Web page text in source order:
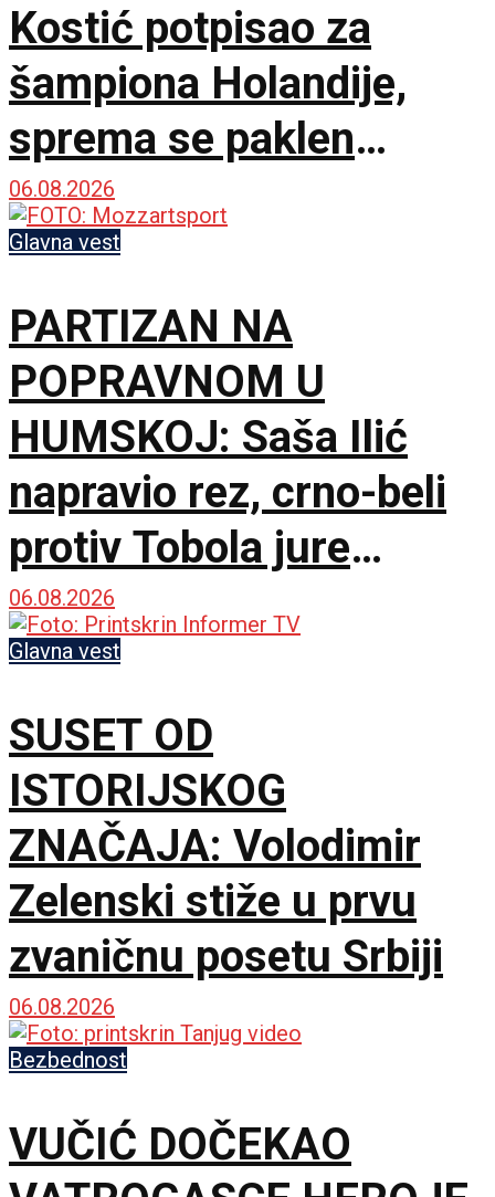
Kostić potpisao za
šampiona Holandije,
sprema se paklen
tandem na krilnim
pozicijama!
06.08.2026
Glavna vest
PARTIZAN NA
POPRAVNOM U
HUMSKOJ: Saša Ilić
napravio rez, crno-beli
protiv Tobola jure
750.000 evra i
španskog giganta!
06.08.2026
Glavna vest
SUSET OD
ISTORIJSKOG
ZNAČAJA: Volodimir
Zelenski stiže u prvu
zvaničnu posetu Srbiji
06.08.2026
Bezbednost
VUČIĆ DOČEKAO